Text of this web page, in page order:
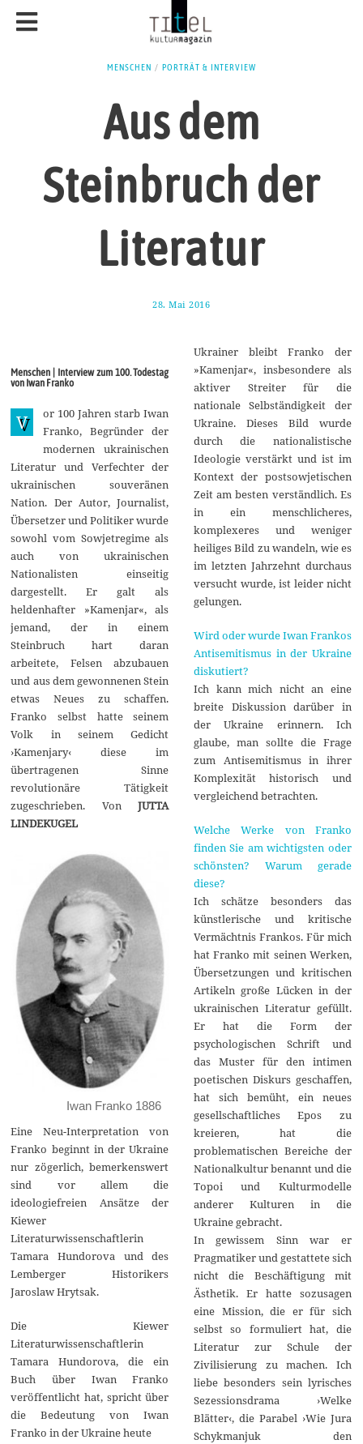
MENSCHEN / PORTRÄT & INTERVIEW
Aus dem
Steinbruch der
Literatur
28. Mai 2016
a
2
0
1
6
Menschen | Interview zum 100. Todestag
von Iwan Franko
V
or 100 Jahren starb Iwan
Franko, Begründer der
modernen ukrainischen
Literatur und Verfechter der
ukrainischen souveränen
Nation. Der Autor, Journalist,
Übersetzer und Politiker wurde
sowohl vom Sowjetregime als
auch von ukrainischen
Nationalisten einseitig
dargestellt. Er galt als
heldenhafter »Kamenjar«, als
jemand, der in einem
Steinbruch hart daran
arbeitete, Felsen abzubauen
und aus dem gewonnenen Stein
etwas Neues zu schaffen.
Franko selbst hatte seinem
Volk in seinem Gedicht
›Kamenjary‹ diese im
übertragenen Sinne
revolutionäre Tätigkeit
zugeschrieben. VonJUTTA
LINDEKUGEL
Iwan Franko 1886
Eine Neu-Interpretation von
Franko beginnt in der Ukraine
nur zögerlich, bemerkenswert
sind vor allem die
ideologiefreien Ansätze der
Kiewer
Literaturwissenschaftlerin
Tamara Hundorova und des
Lemberger Historikers
Jaroslaw Hrytsak.
Die Kiewer
Literaturwissenschaftlerin
Tamara Hundorova, die ein
Buch über Iwan Franko
veröffentlicht hat, spricht über
die Bedeutung von Iwan
Franko in der Ukraine heute
Ukrainer bleibt Franko der
»Kamenjar«, insbesondere als
aktiver Streiter für die
nationale Selbständigkeit der
Ukraine. Dieses Bild wurde
durch die nationalistische
Ideologie verstärkt und ist im
Kontext der postsowjetischen
Zeit am besten verständlich. Es
in ein menschlicheres,
komplexeres und weniger
heiliges Bild zu wandeln, wie es
im letzten Jahrzehnt durchaus
versucht wurde, ist leider nicht
gelungen.
Wird oder wurde Iwan Frankos
Antisemitismus in der Ukraine
diskutiert?
Ich kann mich nicht an eine
breite Diskussion darüber in
der Ukraine erinnern. Ich
glaube, man sollte die Frage
zum Antisemitismus in ihrer
Komplexität historisch und
vergleichend betrachten.
Welche Werke von Franko
finden Sie am wichtigsten oder
schönsten? Warum gerade
diese?
Ich schätze besonders das
künstlerische und kritische
Vermächtnis Frankos. Für mich
hat Franko mit seinen Werken,
Übersetzungen und kritischen
Artikeln große Lücken in der
ukrainischen Literatur gefüllt.
Er hat die Form der
psychologischen Schrift und
das Muster für den intimen
poetischen Diskurs geschaffen,
hat sich bemüht, ein neues
gesellschaftliches Epos zu
kreieren, hat die
problematischen Bereiche der
Nationalkultur benannt und die
Topoi und Kulturmodelle
anderer Kulturen in die
Ukraine gebracht.
In gewissem Sinn war er
Pragmatiker und gestattete sich
nicht die Beschäftigung mit
Ästhetik. Er hatte sozusagen
eine Mission, die er für sich
selbst so formuliert hat, die
Literatur zur Schule der
Zivilisierung zu machen. Ich
liebe besonders sein lyrisches
Sezessionsdrama ›Welke
Blätter‹, die Parabel ›Wie Jura
Schykmanjuk den